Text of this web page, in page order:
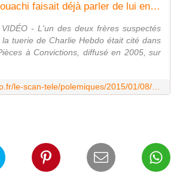
Quand Chérif Kouachi faisait déjà parler de lui en 2005
- L'un des deux frères suspectés
tuerie de Charlie Hebdo était cité dans
à Convictions, diffusé en 2005, sur